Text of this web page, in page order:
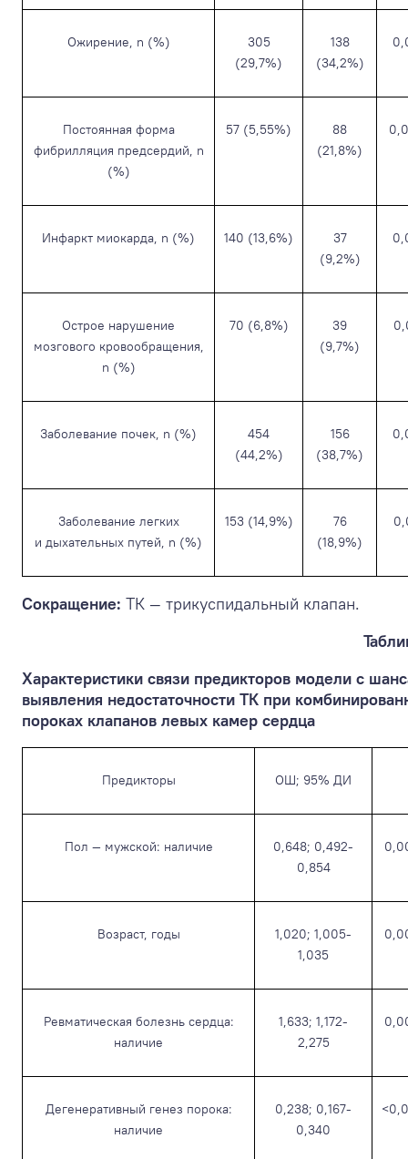
Ожирение, n (%)
305
(29,7%)
138
(34,2%)
Постоянная форма
фибрилляция предсердий, n
(%)
57 (5,55%)
88
(21,8%)
Инфаркт миокарда, n (%) 140 (13,6%)
37
(9,2%)
Острое нарушение
мозгового кровообращения,
n (%)
70 (6,8%)
39
(9,7%)
Заболевание почек, n (%)
454
(44,2%)
156
(38,7%)
Заболевание легких
и дыхательных путей, n (%)
153 (14,9%)
76
(18,9%)
Сокращение: ТК — трикуспидальный клапан.
Характеристики связи предикторов модели с
выявления недостаточности ТК при
пороках клапанов левых камер сердца
Предикторы ОШ; 95% ДИ
Пол — мужской: наличие
0,648; 0,492-
0,854
Возраст, годы
1,020; 1,005-
1,035
Ревматическая болезнь сердца:
наличие
1,633; 1,172-
2,275
Дегенеративный генез порока:
наличие
0,238; 0,167-
0,340